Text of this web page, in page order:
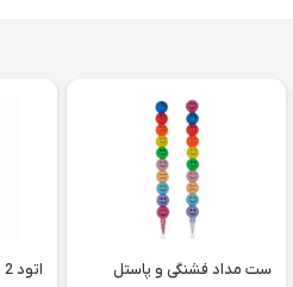
ست مداد فشنگی و پاستل
اتود 2 میل پنتر